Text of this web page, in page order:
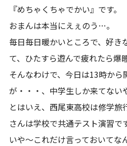
『めちゃくちゃでかい』です。
おまんは本当にえぇのう…。
毎日毎日暖かいところで、好き
て、ひたすら遊んで疲れたら爆
そんなわけで、今日は13時から
が・・・、中学生しか来てない
とはいえ、西尾東高校は修学旅
さんは学校で共通テスト演習で
いや～これだけ言っておいてな